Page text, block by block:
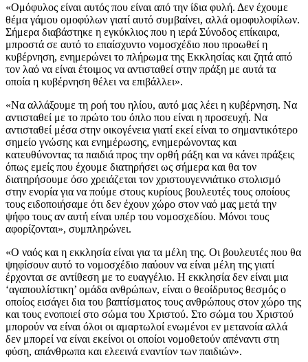
«Ομόφυλος είναι αυτός που είναι από την ίδια φυλή. Δεν έχουμε
θέμα γάμου ομοφύλων γιατί αυτό συμβαίνει, αλλά ομοφυλοφίλων.
Σήμερα διαβάστηκε η εγκύκλιος που η ιερά Σύνοδος επίκαιρα,
μπροστά σε αυτό το επαίσχυντο νομοσχέδιο που προωθεί η
κυβέρνηση, ενημερώνει το πλήρωμα της Εκκλησίας και ζητά από
τον λαό να είναι έτοιμος να αντισταθεί στην πράξη με αυτά τα
οποία η κυβέρνηση θέλει να επιβάλλει».
«Να αλλάξουμε τη ροή του ηλίου, αυτό μας λέει η κυβέρνηση. Να
αντισταθεί με το πρώτο του όπλο που είναι η προσευχή. Να
αντισταθεί μέσα στην οικογένεια γιατί εκεί είναι το σημαντικότερο
σημείο γνώσης και ενημέρωσης, ενημερώνοντας και
κατευθύνοντας τα παιδιά προς την ορθή ράξη και να κάνει πράξεις
όπως εμείς που έχουμε διατηρήσει ως σήμερα και θα τον
διατηρήσουμε όσο χρειάζεται τον χριστουγεννιάτικο στολισμό
στην ενορία για να πούμε στους κυρίους βουλευτές τους οποίους
τους ειδοποιήσαμε ότι δεν έχουν χώρο στον ναό μας μετά την
ψήφο τους αν αυτή είναι υπέρ του νομοσχεδίου. Μόνοι τους
αφορίζονται», συμπληρώνει.
«Ο ναός και η εκκλησία είναι για τα μέλη της. Οι βουλευτές που θα
ψηφίσουν αυτό το νομοσχέδιο παύουν να είναι μέλη της γιατί
έρχονται σε αντίθεση με το ευαγγέλιο. Η εκκλησία δεν είναι μια
‘αγαπουλίστικη’ ομάδα ανθρώπων, είναι ο θεοίδρυτος θεσμός ο
οποίος εισάγει δια του βαπτίσματος τους ανθρώπους στον χώρο της
και τους ενοποιεί στο σώμα του Χριστού. Στο σώμα του Χριστού
μπορούν να είναι όλοι οι αμαρτωλοί ενωμένοι εν μετανοία αλλά
δεν μπορεί να είναι εκείνοι οι οποίοι νομοθετούν απέναντι στη
φύση, απάνθρωπα και ελεεινά εναντίον των παιδιών».